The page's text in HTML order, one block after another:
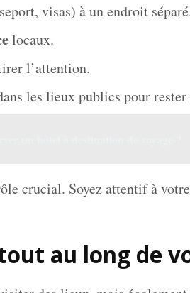
visas) à un endroit
locaux.
l’attention.
les lieux publics pour
crucial. Soyez attentif à
au long de